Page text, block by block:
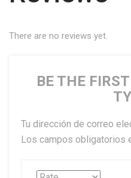
There are no reviews yet.
BE THE
Tu dirección de correo
Los campos obligatorios